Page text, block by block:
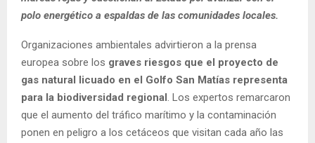
polo energético a espaldas de las comunidades locales.
Organizaciones ambientales advirtieron a la prensa
europea sobre los graves riesgos que el proyecto de
gas natural licuado en el Golfo San Matías representa
para la biodiversidad regional. Los expertos remarcaron
que el aumento del tráfico marítimo y la contaminación
ponen en peligro a los cetáceos que visitan cada año las